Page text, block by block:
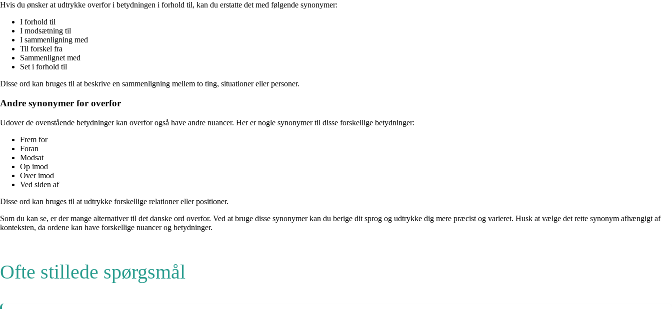
Hvis du ønsker at udtrykke overfor i betydningen i forhold til, kan du erstatte det med følgende synonymer:
I forhold til
I modsætning til
I sammenligning med
Til forskel fra
Sammenlignet med
Set i forhold til
Disse ord kan bruges til at beskrive en sammenligning mellem to ting, situationer eller personer.
Andre synonymer for overfor
Udover de ovenstående betydninger kan overfor også have andre nuancer. Her er nogle synonymer til disse forskellige betydninger:
Frem for
Foran
Modsat
Op imod
Over imod
Ved siden af
Disse ord kan bruges til at udtrykke forskellige relationer eller positioner.
Som du kan se, er der mange alternativer til det danske ord overfor. Ved at bruge disse synonymer kan du berige dit sprog og udtrykke dig mere præcist og varieret. Husk at vælge det rette synonym afhængigt af
konteksten, da ordene kan have forskellige nuancer og betydninger.
Ofte stillede spørgsmål